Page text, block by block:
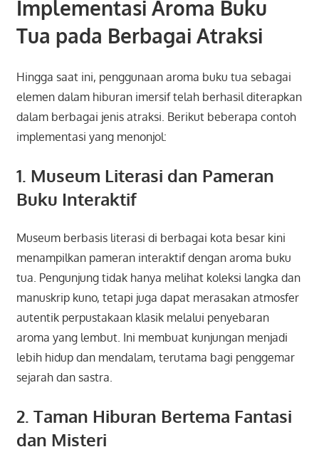
Implementasi Aroma Buku
Tua pada Berbagai Atraksi
Hingga saat ini, penggunaan aroma buku tua sebagai
elemen dalam hiburan imersif telah berhasil diterapkan
dalam berbagai jenis atraksi. Berikut beberapa contoh
implementasi yang menonjol:
1. Museum Literasi dan Pameran
Buku Interaktif
Museum berbasis literasi di berbagai kota besar kini
menampilkan pameran interaktif dengan aroma buku
tua. Pengunjung tidak hanya melihat koleksi langka dan
manuskrip kuno, tetapi juga dapat merasakan atmosfer
autentik perpustakaan klasik melalui penyebaran
aroma yang lembut. Ini membuat kunjungan menjadi
lebih hidup dan mendalam, terutama bagi penggemar
sejarah dan sastra.
2. Taman Hiburan Bertema Fantasi
dan Misteri